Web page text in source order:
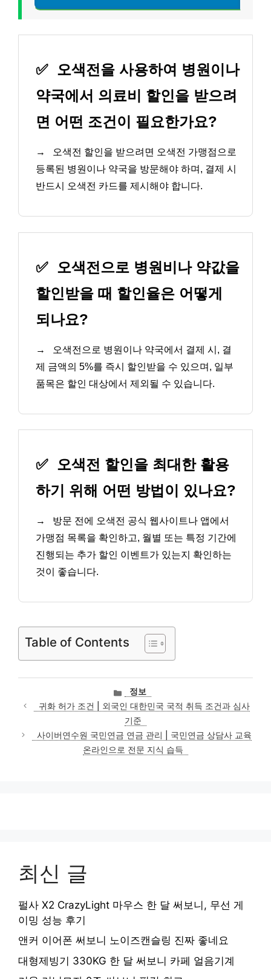
✅ 오색전을 사용하여 병원이나
약국에서 의료비 할인을 받으려
면 어떤 조건이 필요한가요?
→
오색전 할인을 받으려면 오색전 가맹점으로
등록된 병원이나 약국을 방문해야 하며, 결제 시
반드시 오색전 카드를 제시해야 합니다.
✅ 오색전으로 병원비나 약값을
할인받을 때 할인율은 어떻게
되나요?
→
오색전으로 병원이나 약국에서 결제 시, 결
제 금액의 5%를 즉시 할인받을 수 있으며, 일부
품목은 할인 대상에서 제외될 수 있습니다.
✅ 오색전 할인을 최대한 활용
하기 위해 어떤 방법이 있나요?
→
방문 전에 오색전 공식 웹사이트나 앱에서
가맹점 목록을 확인하고, 월별 또는 특정 기간에
진행되는 추가 할인 이벤트가 있는지 확인하는
것이 좋습니다.
Table of Contents
카
테
고
리
정보
귀화 허가 조건 | 외국인 대한민국 국적 취득 조건과 심사
기준
사이버연수원 국민연금 연금 관리 | 국민연금 상담사 교육
온라인으로 전문 지식 습득
최신 글
펄사 X2 CrazyLight 마우스 한 달 써보니, 무선 게
이밍 성능 후기
앤커 이어폰 써보니 노이즈캔슬링 진짜 좋네요
대형제빙기 330KG 한 달 써보니 카페 얼음기계